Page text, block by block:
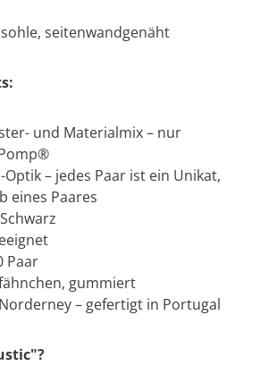
seitenwandgenäht
und Materialmix – nur
– jedes Paar ist ein Unikat,
eines Paares
Paar
gummiert
– gefertigt in Portugal